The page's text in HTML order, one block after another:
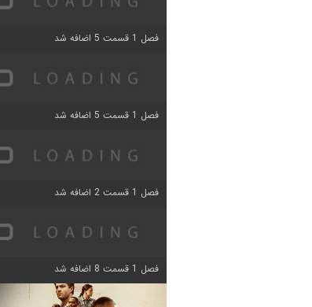
فصل 1 قسمت 5 اضافه شد
فصل 1 قسمت 5 اضافه شد
فصل 1 قسمت 2 اضافه شد
فصل 1 قسمت 8 اضافه شد